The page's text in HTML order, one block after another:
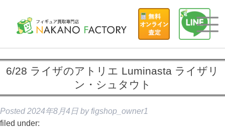
6/28 ライザのアトリエ Luminasta ライザリ
ン・シュタウト
Posted 2024年8月4日 by figshop_owner1
filed under: